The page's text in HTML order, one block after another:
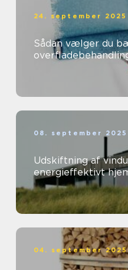
24. september 2025
Sådan vælger du
08. september 2025
Udskiftning af
energieffektivt
04. september 2025